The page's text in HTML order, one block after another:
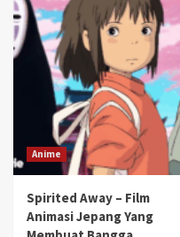
Anime
Spirited Away – Film
Animasi Jepang Yang